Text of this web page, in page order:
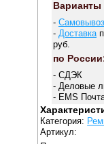
Варианты
- Самовывоз
- Доставка
руб.
по
- СДЭК
- Деловые
- EMS
Категория:
Артикул: